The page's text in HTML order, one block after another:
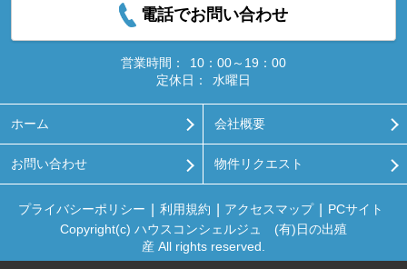
電話でお問い合わせ
営業時間：
10：00～19：00
定休日：
水曜日
ホーム 会社概要
お問い合わせ 物件リクエスト
プライバシーポリシー 利用規約 アクセスマップ
PCサイト
Copyright(c) ハウスコンシェルジュ (有)日の出殖
産 All rights reserved.